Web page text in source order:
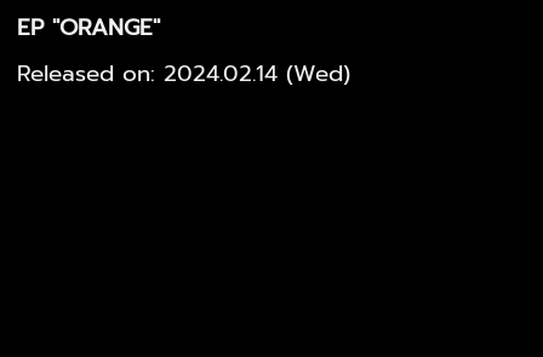
EP "ORANGE"
Released on: 2024.02.14 (Wed)